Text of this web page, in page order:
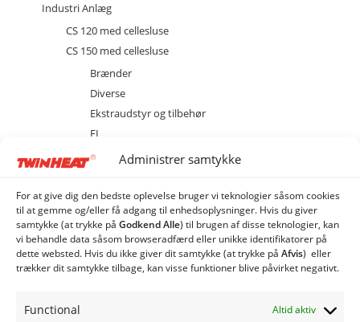
Administrer samtykke
For at give dig den bedste oplevelse bruger vi teknologier såsom cookies
til at gemme og/eller få adgang til enhedsoplysninger. Hvis du giver
samtykke (at trykke på Godkend Alle) til brugen af ​​disse teknologier, kan
vi behandle data såsom browseradfærd eller unikke identifikatorer på
dette websted. Hvis du ikke giver dit samtykke (at trykke på Afvis) eller
trækker dit samtykke tilbage, kan visse funktioner blive påvirket negativt.
Functional Altid aktiv
Industri Anlæg
CS 120 med cellesluse
CS 150 med cellesluse
Brænder
Diverse
Ekstraudstyr og tilbehør
EL
Kedel
Stoker
CS 250 med cellesluse
CSE 120 med spjældhus
CSE 150 med spjældhus
CSE 250 med spjældhus